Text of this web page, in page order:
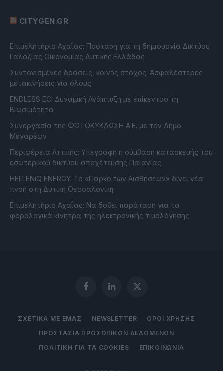
CITYGEN.GR
Επιμελητήριο Αχαΐας: Πρόταση για τη δημιουργία Δικτύου
Γαλάζιας Οικονομίας Δυτικής Ελλάδας
Συντονισμένες δράσεις, κοινός στόχος: Ασφαλέστερες
μετακινήσεις για όλους
ENDLESS EC: Δυναμική Ανάπτυξη με επίκεντρο τη
Βιωσιμότητα
Συνεργασία της ΦΩΤΟΚΥΚΛΩΣΗ Α.Ε. με τον Δήμο
Μεγαρέων
Περιφέρεια Αττικής: Υπεγράφη η σύμβαση κατασκευής του
εσωτερικού δικτύου αποχέτευσης Παιανίας
HELLENiQ ENERGY: Το «Πάρκο των Αισθήσεων» δίνει νέα
πνοή στη Δυτική Θεσσαλονίκη
Επιμελητήριο Αχαΐας: Να δοθεί παράταση για τα
φορολογικά κίνητρα της ηλεκτρονικής τιμολόγησης
FacebookLinkedInX
ΣΧΕΤΙΚΑ ΜΕ ΕΜΑΣ NEWSLETTER
ΟΡΟΙ ΧΡΗΣΗΣ
ΠΡΟΣΤΑΣΙΑ ΠΡΟΣΩΠΙΚΩΝ ΔΕΔΟΜΕΝΩΝ
ΠΟΛΙΤΙΚΗ ΓΙΑ ΤΑ COOKIES
ΕΠΙΚΟΙΝΩΝΙΑ